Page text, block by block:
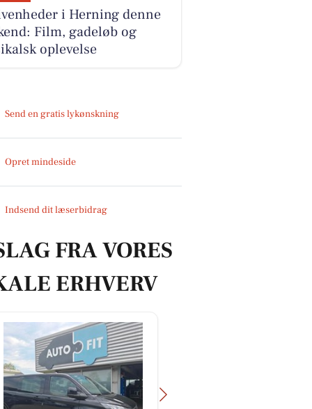
i Herning denne
Film, gadeløb og
oplevelse
Send en gratis lykønskning
Opret mindeside
Indsend dit læserbidrag
FRA VORES
ERHVERV